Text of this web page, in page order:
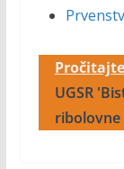
UGSR
ribolovne